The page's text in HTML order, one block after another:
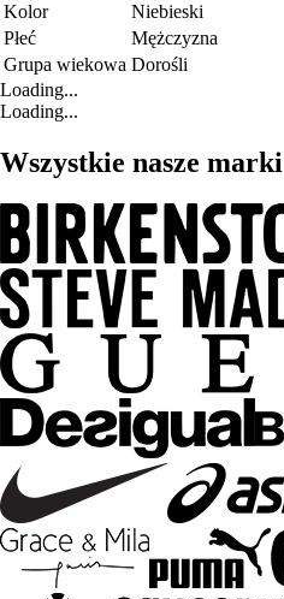
Kolor
Niebieski
Płeć
Mężczyzna
Grupa wiekowa Dorośli
Loading...
Loading...
Wszystkie nasze marki